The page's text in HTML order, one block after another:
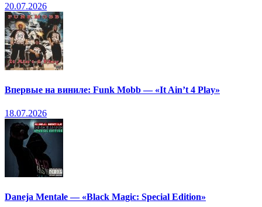
20.07.2026
Впервые на виниле: Funk Mobb — «It Ain’t 4 Play»
18.07.2026
Daneja Mentale — «Black Magic: Special Edition»